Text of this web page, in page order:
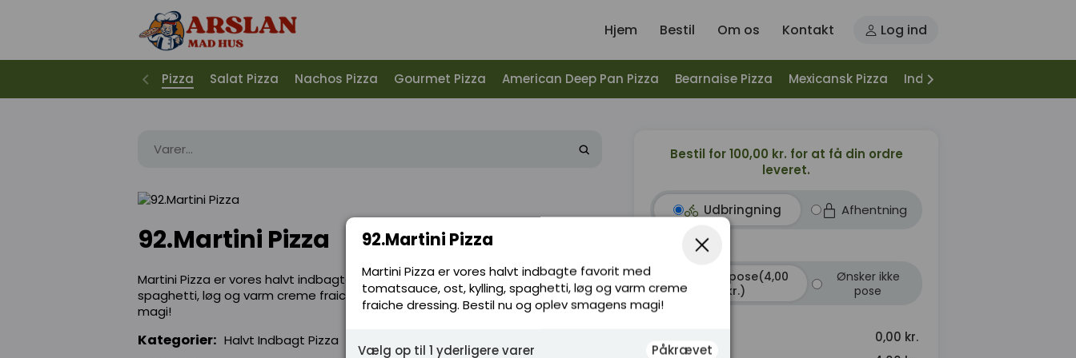
Hjem Bestil Om os Kontakt Log ind
Pizza Salat Pizza Nachos Pizza Gourmet Pizza American Deep Pan Pizza Bearnaise Pizza Mexicansk Pizza Indbagt Pizza
92.Martini Pizza
Martini Pizza er vores halvt indbagte favorit med tomatsauce, ost, kylling,
spaghetti, løg og varm creme fraiche dressing. Bestil nu og oplev smagens
magi!
Kategorier: Halvt Indbagt Pizza
Bestil for 100,00 kr. for at få din ordre
leveret.
Udbringning Afhentning
Ønsker pose(4,00
kr.)
Ønsker ikke
pose
0,00 kr.
92.Martini Pizza
Martini Pizza er vores halvt indbagte favorit med
tomatsauce, ost, kylling, spaghetti, løg og varm creme
fraiche dressing. Bestil nu og oplev smagens magi!
Vælg op til 1 yderligere varer Påkrævet